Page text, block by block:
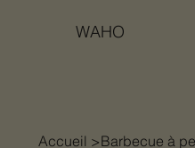
WAHO
Accueil >Barbecue à